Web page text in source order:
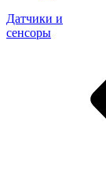
Датчики и
сенсоры